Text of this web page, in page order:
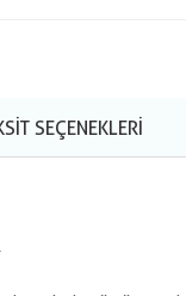
SEÇENEKLERI